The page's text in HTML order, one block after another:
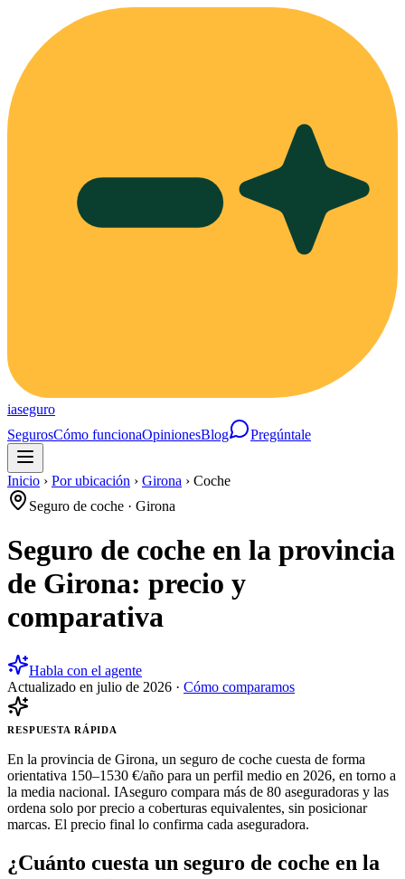
iaseguro
SegurosCómo funcionaOpinionesBlog Pregúntale
Inicio › Por ubicación › Girona › Coche
Seguro de coche · Girona
Seguro de coche en la provincia
de Girona: precio y
comparativa
Habla con el agente
Actualizado en julio de 2026 · Cómo comparamos
RESPUESTA RÁPIDA
En la provincia de Girona, un seguro de coche cuesta de forma
orientativa 150–1530 €/año para un perfil medio en 2026, en torno a
la media nacional. IAseguro compara más de 80 aseguradoras y las
ordena solo por precio a coberturas equivalentes, sin posicionar
marcas. El precio final lo confirma cada aseguradora.
¿Cuánto cuesta un seguro de coche en la